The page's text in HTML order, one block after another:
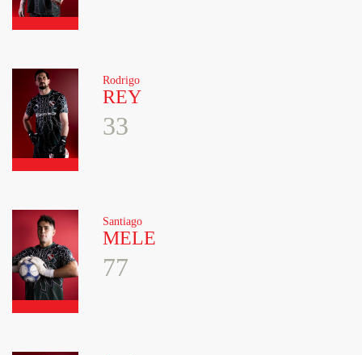
Rodrigo
REY
33
Santiago
MELE
77